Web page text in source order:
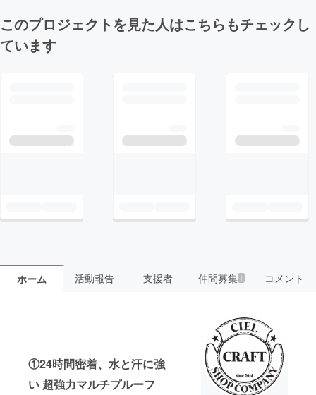
このプロジェクトを見た人はこちらもチェックし
ています
ホーム 活動報告 支援者 仲間募集 1 コメント
①24時間密着、水と汗に強
い 超強力マルチプルーフ